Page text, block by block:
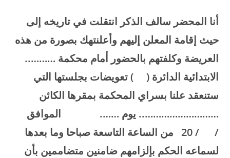
أنا المحضر سالف الذكر انتقلت في تاريخه إلى
حيث إقامة المعلن إليهم وأعلنتهك بصورة من هذه
العريضة وكلفتهم بالحضور أمام محكمة ………..
الابتدائية الدائرة ( ) تعويضات بجلستها التي
ستنعقد علنا بسراي المحكمة بمقرها الكائن
……………………….. يوم ……. الموافق
/ / 20 من الساعة التاسعة صباحا وما بعدها
لسماعه الحكم بإلزامهم ضامنين متضاممين بأن